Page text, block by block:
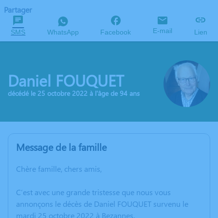
Partager
SMS WhatsApp Facebook E-mail Lien
Daniel FOUQUET
décédé le 25 octobre 2022 à l'âge de 94 ans
Message de la famille
Chère famille, chers amis,
C’est avec une grande tristesse que nous vous
annonçons le décès de Daniel FOUQUET survenu le
mardi 25 octobre 2022 à Bezannes.